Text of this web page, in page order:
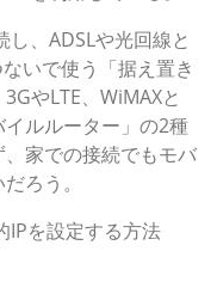
、ADSLや光回線と
いで使う「据え置き
やLTE、WiMAXと
ルルーター」の2種
家での接続でもモバ
ろう。
IPを設定する方法